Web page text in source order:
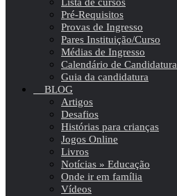
Pré-Requisitos
Provas de Ingresso
Pares Instituição/Curso
Médias de Ingresso
Calendário de Candidatura
Guia da candidatura
BLOG
Artigos
Desafios
Histórias para crianças
Jogos Online
Livros
Notícias » Educação
Onde ir em família
Vídeos